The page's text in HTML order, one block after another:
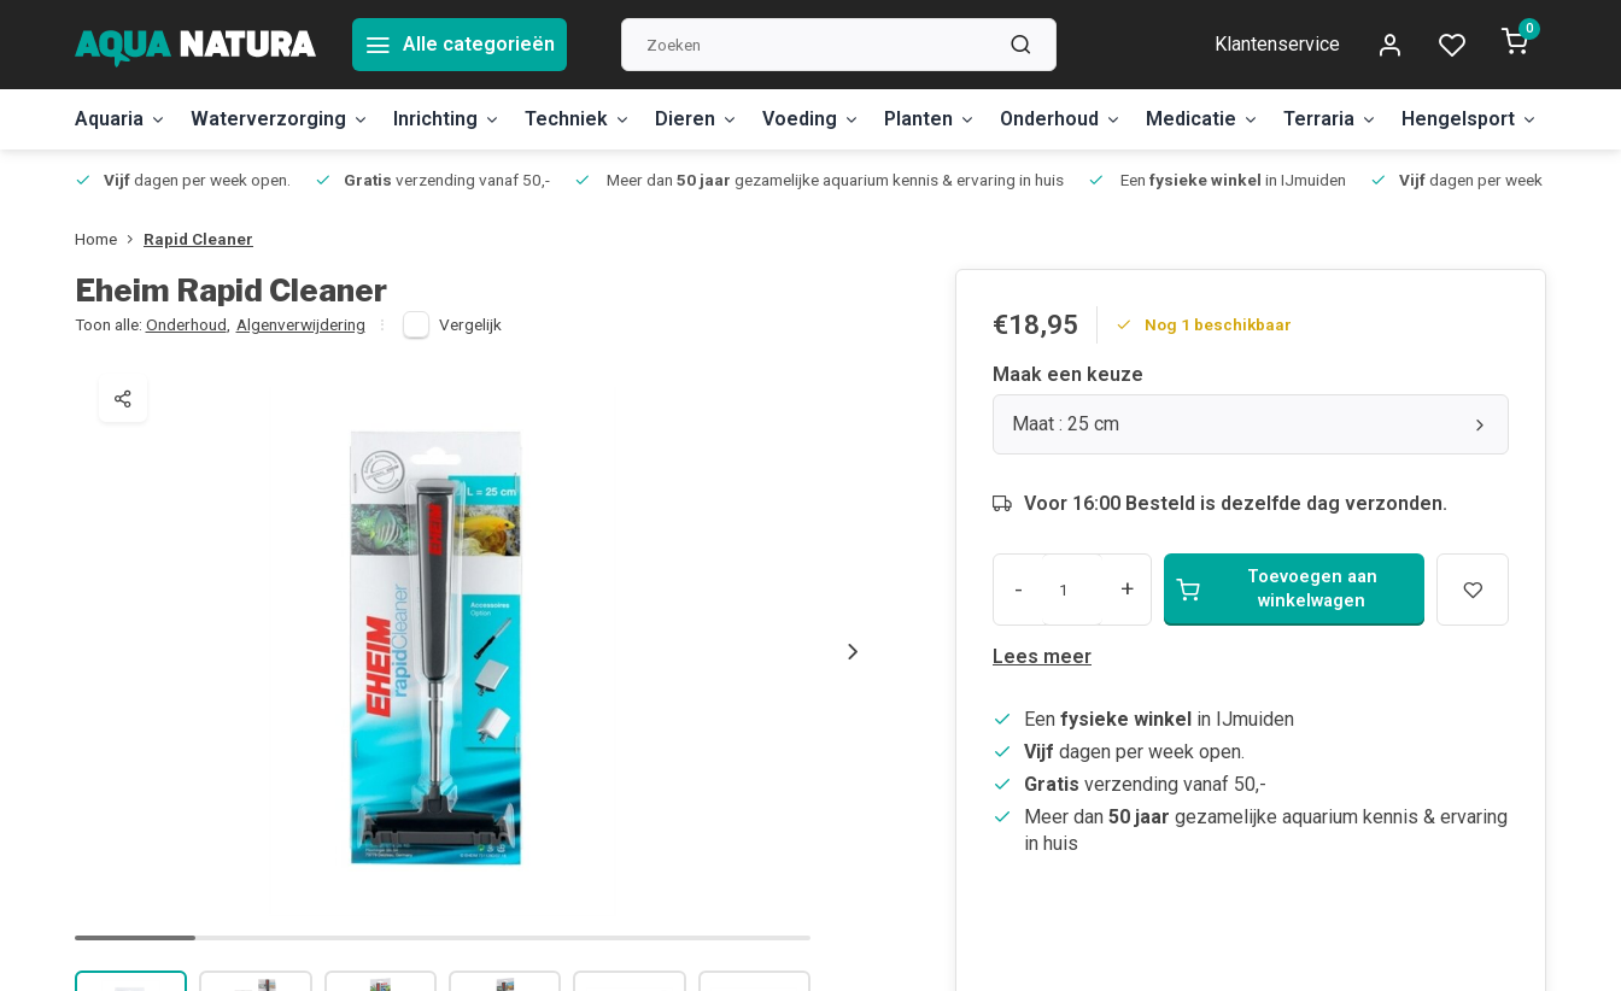
Alle categorieën Klantenservice
0
Aquaria Waterverzorging Inrichting Techniek Dieren Voeding Planten Onderhoud Medicatie Terraria Hengelsport
Vijfdagen per week open. Gratis verzending vanaf 50,- Meer dan 50 jaar gezamelijke aquarium kennis & ervaring in huis Een fysieke winkel in IJmuiden Vijfdagen per week open.
Home Rapid Cleaner
Eheim Rapid Cleaner
Toon alle: Onderhoud Algenverwijdering Vergelijk €18,95 Nog 1 beschikbaar
Maak een keuze
Maat : 25 cm
Voor 16:00 Besteld is dezelfde dag verzonden.
- +
Toevoegen aan
winkelwagen
Lees meer
Een fysieke winkel in IJmuiden
Vijf dagen per week open.
Gratis verzending vanaf 50,-
Meer dan 50 jaar gezamelijke aquarium kennis & ervaring
in huis